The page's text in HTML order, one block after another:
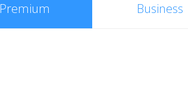
Premium Business